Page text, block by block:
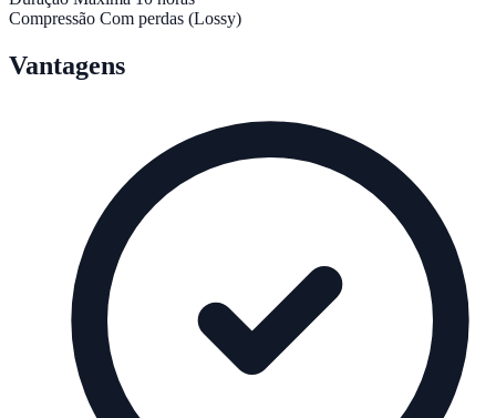
Compressão Com perdas (Lossy)
Vantagens